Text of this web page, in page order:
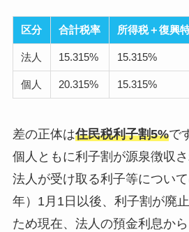
区分 合計税率 所得税＋復興
法人 15.315% 15.315%
個人 20.315% 15.315%
差の正体は住民税利子割5%で
個人ともに利子割が源泉徴収さ
法人が受け取る利子等につい
年）1月1日以後、利子割が廃
ため現在、法人の預金利息か